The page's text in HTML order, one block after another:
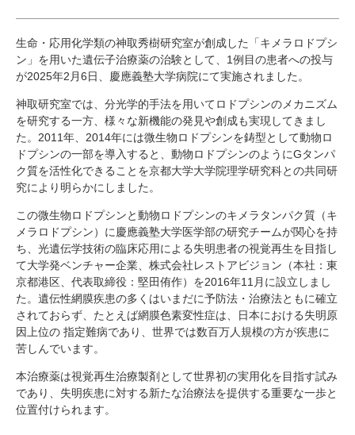
研究・教員Navi
受験生 在学生
卒業生
企業・研究者
地域・一般
寄附のお願い
アクセス
キャンパスマップ
生命・応用化学類の神取秀樹研究室が創成した「キメラロドプシ
ン」を用いた遺伝子治療薬の治験として、 1例目の患者への投与
が2025年2 月6日、慶應義塾大学病院にて実施されました。
神取研究室では、分光学的手法を用いてロドプシンのメカニズム
を研究する一方、様々な新機能の発見や創成も実現してきまし
た。 2011年、 2014年には微生物ロドプシンを鋳型として動物ロ
ドプシンの一部を導入すると、動物ロドプシンのようにGタンパ
ク質を活性化できることを京都大学大学院理学研究科との共同研
究により明らかにしました。
この微生物ロドプシンと動物ロドプシンのキメラタンパク質（キ
メラロドプシン）に慶應義塾大学医学部の研究チームが関心を持
ち、光遺伝学技術の臨床応用による失明患者の視覚再生を目指し
て大学発ベンチャー企業、株式会社レストアビジョン（本社：東
京都港区、代表取締役：堅田侑作）を2016年11 月に設立しまし
た。遺伝性網膜疾患の多くはいまだに予防法・治療法ともに確立
されておらず、たとえば網膜色素変性症は、日本における失明原
因上位の 指定難病であり、世界では数百万人規模の方が疾患に
苦しんでいます。
本治療薬は視覚再生治療製剤として世界初の実用化を目指す試み
であり、失明疾患に対する新たな治療法を提供する重要な一歩と
位置付けられます。